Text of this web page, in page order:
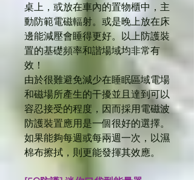
桌上，或放在車內的置物櫃中，主
動防範電磁輻射。或是晚上放在床
邊能減壓會睡得更好。以上防護裝
置的基礎頻率和諧場域均非常有
效！
由於很難避免減少在睡眠區域電場
和磁場所產生的干擾並且達到可以
容忍接受的程度，因而採用電磁波
防護裝置應用是一個很好的選擇。
如果能夠每週或每兩週一次，以濕
棉布擦拭，則更能發揮其效應。